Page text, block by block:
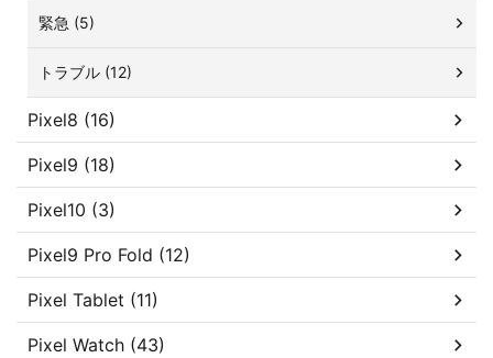
緊急 (5)
トラブル (12)
Pixel8 (16)
Pixel9 (18)
Pixel10 (3)
Pixel9 Pro Fold (12)
Pixel Tablet (11)
Pixel Watch (43)